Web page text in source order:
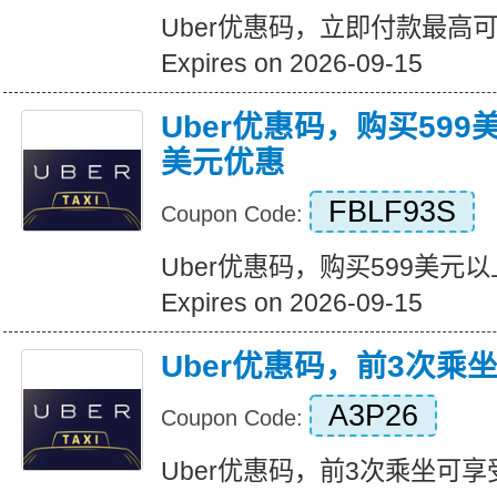
Uber优惠码，立即付款最高
Expires on 2026-09-15
Uber优惠码，购买599
美元优惠
Coupon Code: FBLF93S
Uber优惠码，购买599美元
Expires on 2026-09-15
Uber优惠码，前3次乘
Coupon Code: A3P26
Uber优惠码，前3次乘坐可